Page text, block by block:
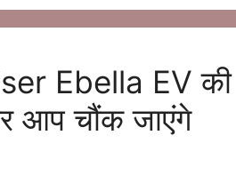
Ebella EV की
आप चौंक जाएंगे